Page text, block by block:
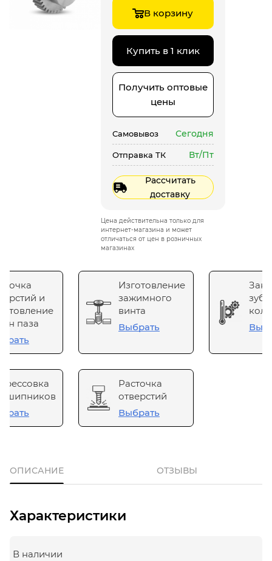
В корзину
Купить в 1 клик
Получить оптовые
цены
Самовывоз Сегодня
Отправка ТК Вт/Пт
Рассчитать
доставку
Цена действительна только для
интернет-магазина и может
отличаться от цен в розничных
магазинах
и
паза
Изготовление
зажимного
винта
Выбрать
Расточка
отверстий
Выбрать
ОПИСАНИЕ ОТЗЫВЫ
Характеристики
В наличии